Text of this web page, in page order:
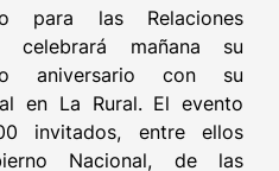
para las Relaciones
celebrará mañana su
aniversario con su
en La Rural. El evento
invitados, entre ellos
Nacional, de las